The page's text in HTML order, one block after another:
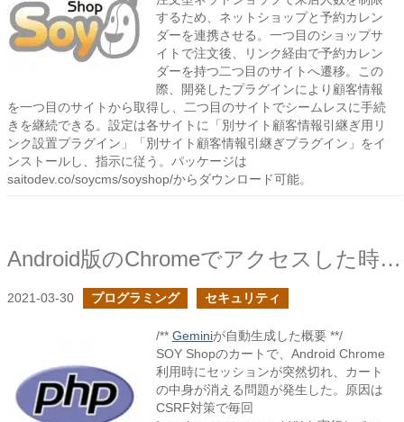
するため、ネットショップと予約カレン
ダーを連携させる。一つ目のショップサ
イトで注文後、リンク経由で予約カレン
ダーを持つ二つ目のサイトへ遷移。この
際、開発したプラグインにより顧客情報
を一つ目のサイトから取得し、二つ目のサイトでシームレスに手続
きを継続できる。設定は各サイトに「別サイト顧客情報引継ぎ用リ
ンク設置プラグイン」「別サイト顧客情報引継ぎプラグイン」をイ
ンストールし、指示に従う。パッケージは
saitodev.co/soycms/soyshop/からダウンロード可能。
Android版のChromeでアクセスした時にPHPのセッションが突然切れる症状で苦戦した
2021-03-30 プログラミング セキュリティ
/** Geminiが自動生成した概要 **/
SOY Shopのカートで、Android Chrome
利用時にセッションが突然切れ、カート
の中身が消える問題が発生した。原因は
CSRF対策で毎回